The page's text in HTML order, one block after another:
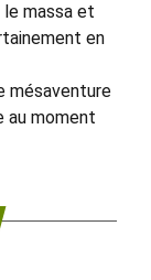
massa et
en
mésaventure
au moment